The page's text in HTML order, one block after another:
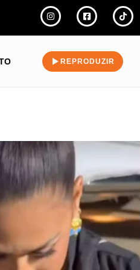
REPRODUZIR